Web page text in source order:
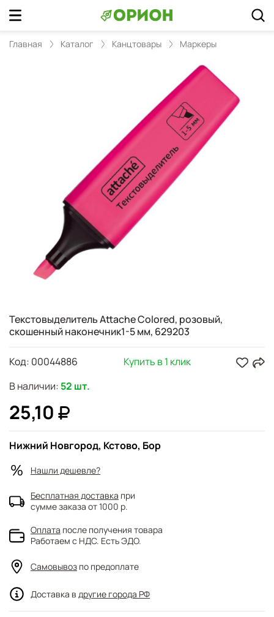
Главная Каталог Канцтовары Маркеры
Текстовыделитель Attache Colored, розовый,
скошенный наконечник1-5 мм, 629203
В наличии: 52 шт.
25,10
Код: 00044886 Купить в 1 клик
Нижний Новгород, Кстово, Бор
Нашли дешевле?
Бесплатная доставка при
сумме заказа от 1000 р.
Оплата после получения товара
Работаем с НДС. Есть ЭДО.
Самовывоз по предоплате
Доставка в другие города РФ